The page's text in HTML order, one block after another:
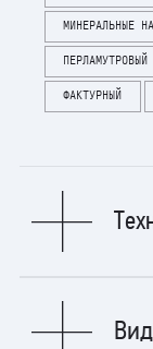
МИНЕРАЛЬНЫЕ
ПЕРЛАМУТРОВЫЙ
ФАКТУРНЫЙ
заколерованный в
полного высыхания.